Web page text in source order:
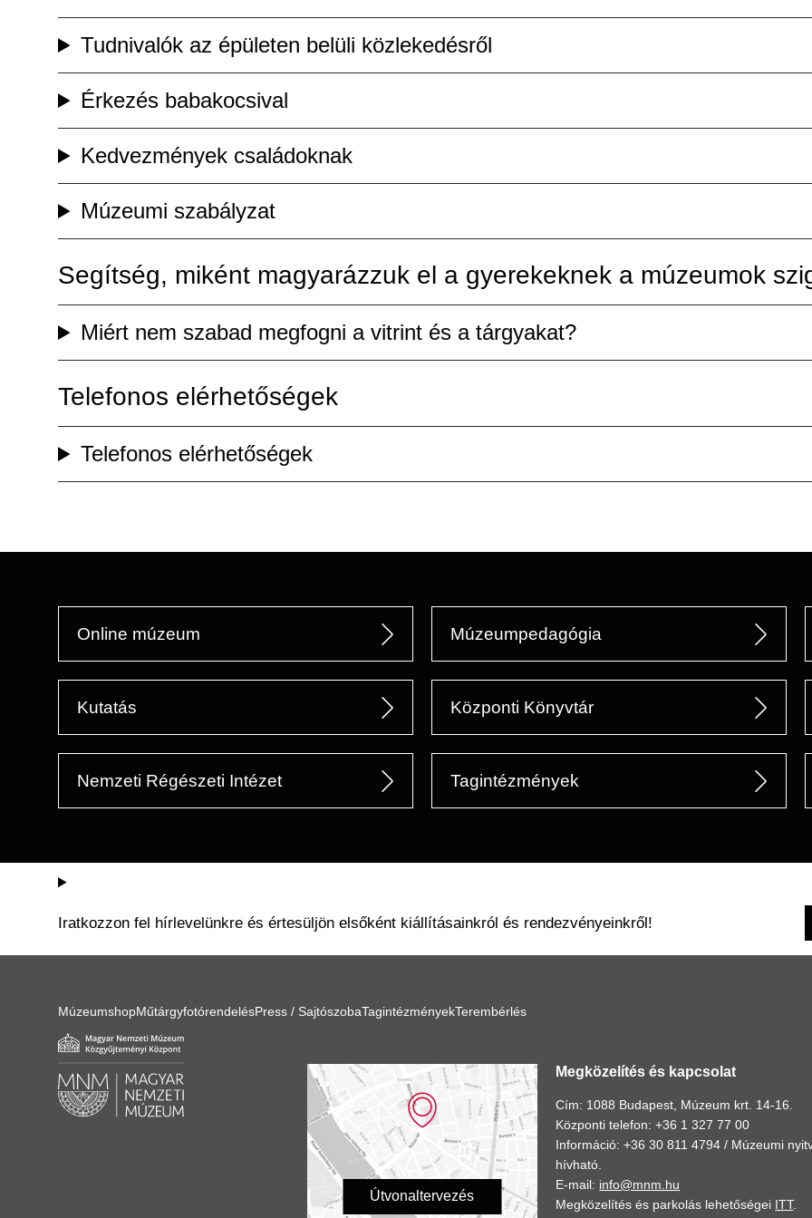
Tudnivalók az épületen belüli közlekedésről
Érkezés babakocsival
Kedvezmények családoknak
Múzeumi szabályzat
Segítség, miként magyarázzuk el a gyerekeknek a múzeumok
Miért nem szabad megfogni a vitrint és a tárgyakat?
Telefonos elérhetőségek
Telefonos elérhetőségek
Online múzeum Múzeumpedagógia
Kutatás Központi Könyvtár
Nemzeti Régészeti Intézet Tagintézmények
Iratkozzon fel hírlevelünkre és értesüljön elsőként kiállításainkról és rendezvényeinkről!
MúzeumshopMűtárgyfotórendelésPress / SajtószobaTagintézményekTerembérlés
Útvonaltervezés
Megközelítés és kapcsolat
Cím: 1088 Budapest, Múzeum krt. 14-16.
Központi telefon: +36 1 327 77 00
Információ: +36 30 811 4794 / Múzeumi
hívható.
E-mail: info@mnm.hu
Megközelítés és parkolás lehetőségei ITT.